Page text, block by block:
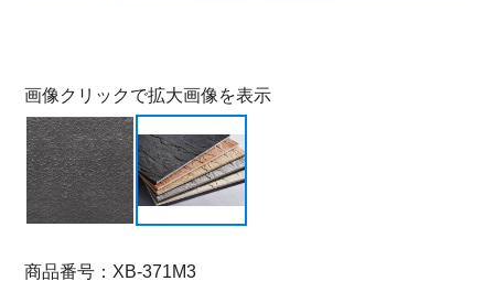
画像クリックで拡大画像を表示
商品番号：XB-371M3